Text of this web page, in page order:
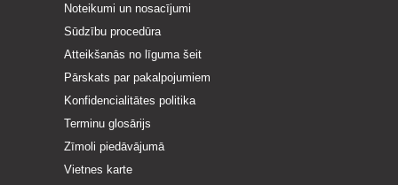
Noteikumi un nosacījumi
Sūdzību procedūra
Atteikšanās no līguma šeit
Pārskats par pakalpojumiem
Konfidencialitātes politika
Terminu glosārijs
Zīmoli piedāvājumā
Vietnes karte